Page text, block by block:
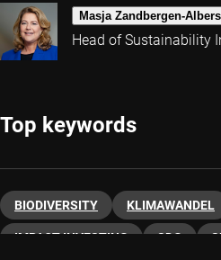
Masja Zandbergen-Albers
Head of Sustainability
Top keywords
BIODIVERSITY KLIMAWANDEL
IMPACT INVESTING SDG